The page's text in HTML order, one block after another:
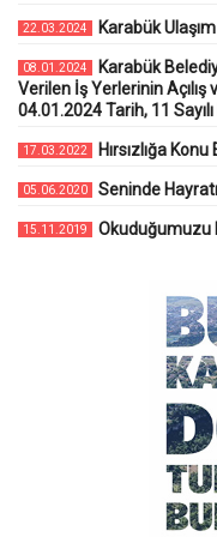
22.03.2024 Karabük
08.01.2024
Karabük
Verilen İş Yerlerinin
04.01.2024 Tarih, 11 Sayılı
17.03.2022 Hırsızlığa
05.06.2020 Seninde
15.11.2019 Okuduğumuzu